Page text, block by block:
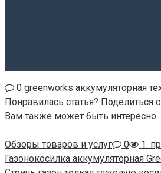
0 greenworks аккумуляторная
Понравилась статья? Поделиться
Вам также может быть интересно
Обзоры товаров и услуг 0
1.
Газонокосилка аккумуляторная